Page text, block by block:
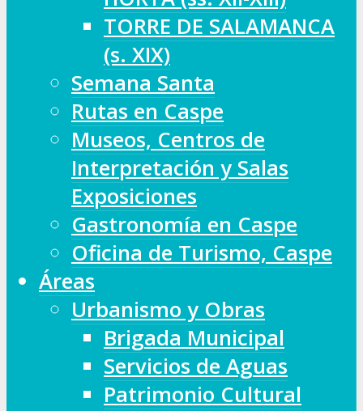
TORRE DE SALAMANCA
(s. XIX)
Semana Santa
Rutas en Caspe
Museos, Centros de
Interpretación y Salas
Exposiciones
Gastronomía en Caspe
Oficina de Turismo, Caspe
Áreas
Urbanismo y Obras
Brigada Municipal
Servicios de Aguas
Patrimonio Cultural